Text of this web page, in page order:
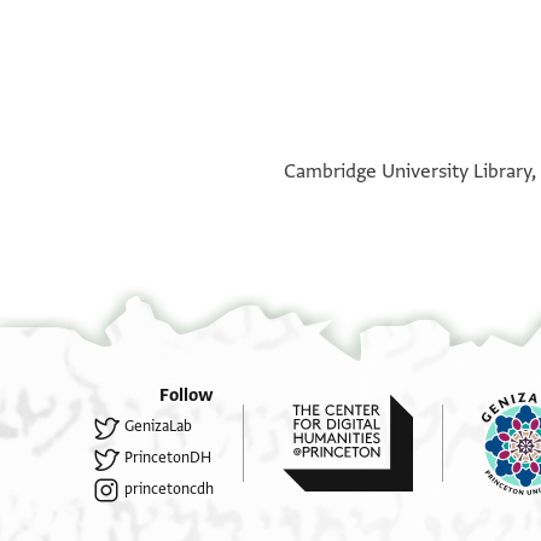
Cambridge University
Follow
GenizaLab
PrincetonDH
princetoncdh